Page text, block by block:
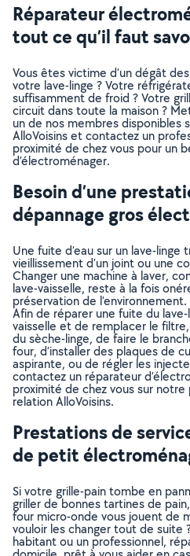
Réparateur
tout ce qu’il faut
Vous êtes victime d’un dégât
votre lave-linge ? Votre
suffisamment de froid ? Votre
circuit dans toute la maison ?
un de nos membres disponibles
AlloVoisins et contactez un
proximité de chez vous pour un
d’électroménager.
Besoin d’une
dépannage gros
Une fuite d’eau sur un lave-linge
vieillissement d’un joint ou une
Changer une machine à laver,
lave-vaisselle, reste à la fois
préservation de l’environnement.
Afin de réparer une fuite du
vaisselle et de remplacer le
du sèche-linge, de faire le
four, d’installer des plaques de
aspirante, ou de régler les
contactez un réparateur
proximité de chez vous sur
relation AlloVoisins.
Prestations de
de petit
Si votre grille-pain tombe en
griller de bonnes tartines de
four micro-onde vous jouent de
vouloir les changer tout de suite
habitant ou un professionnel,